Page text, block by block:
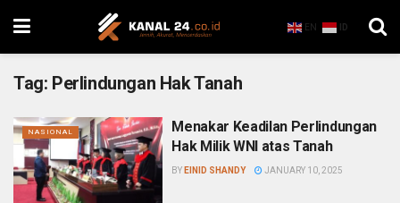
EN ID
Tag: Perlindungan Hak Tanah
NASIONAL
Menakar Keadilan Perlindungan
Hak Milik WNI atas Tanah
BY EINID SHANDY JANUARY 10, 2025